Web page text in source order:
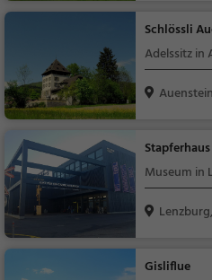
Schlössli
Adelssitz in
Stapferhaus
Museum in
Gisliflue